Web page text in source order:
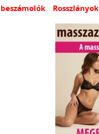
beszámolók Rosszlányok